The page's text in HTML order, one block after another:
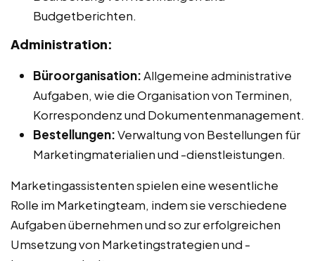
Budgetberichten.
Administration:
Büroorganisation:Allgemeine administrative
Aufgaben, wie die Organisation von Terminen,
Korrespondenz und Dokumentenmanagement.
Bestellungen:Verwaltung von Bestellungen für
Marketingmaterialien und -dienstleistungen.
Marketingassistenten spielen eine wesentliche
Rolle im Marketingteam, indem sie verschiedene
Aufgaben übernehmen und so zur erfolgreichen
Umsetzung von Marketingstrategien und -